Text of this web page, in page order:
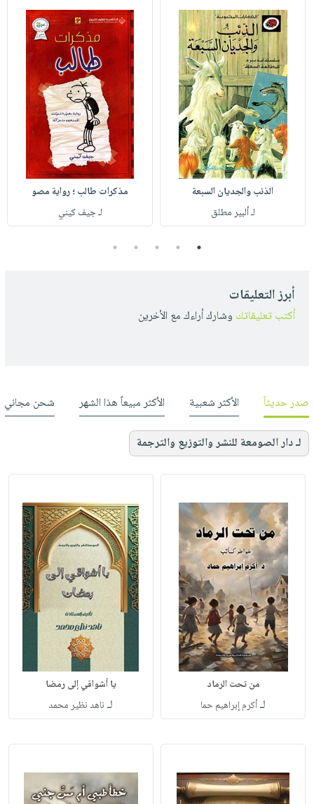
الذئب والجديان السبعة
لـ ألبير مطلق
مذكرات طالب ؛ رواية مصو
لـ جيف كيني
1
2
3
4
5
أبرز التعليقات
أكتب تعليقاتك وشارك أراءك مع الأخرين
صدر حديثاً الأكثر شعبية الأكثر مبيعاً هذا الشهر شحن مجاني
لـ دار الصومعة للنشر والتوزيع والترجمة
من تحت الرماد
لـأكرم إبراهيم حما
يا أشواقي إلى رمضا
لـ ناهد نظير محمد